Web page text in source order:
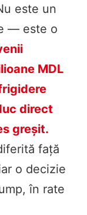
este un
— este o
MDL
direct
greșit.
față
o decizie
în rate